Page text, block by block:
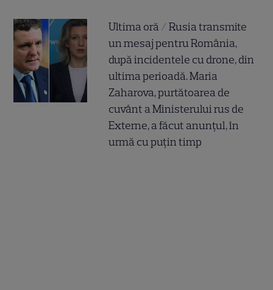
Ultima oră / Rusia transmite
un mesaj pentru România,
după incidentele cu drone, din
ultima perioadă. Maria
Zaharova, purtătoarea de
cuvânt a Ministerului rus de
Externe, a făcut anunțul, în
urmă cu puțin timp